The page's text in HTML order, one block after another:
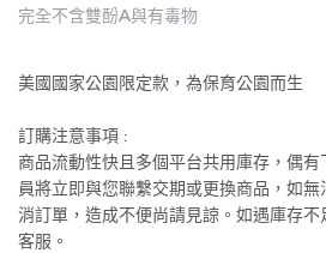
完全不含雙酚A與有毒物
美國國家公園限定款，為保育公園而生
訂購注意事項 :
商品流動性快且多個平台共用庫存，偶
員將立即與您聯繫交期或更換商品，如
消訂單，造成不便尚請見諒。如遇庫存
客服。